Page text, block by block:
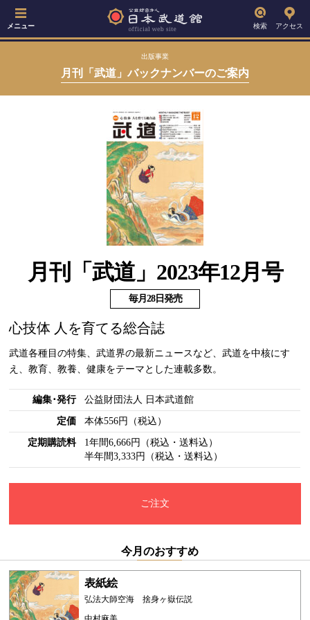
メニュー 検索 アクセス
出版事業
月刊「武道」バックナンバーのご案内
月刊「武道」2023年12月号
毎月28日発売
心技体 人を育てる総合誌
武道各種目の特集、武道界の最新ニュースなど、武道を中核にす
え、教育、教養、健康をテーマとした連載多数。
編集･発行 公益財団法人 日本武道館
定価 本体556円（税込）
定期購読料
1年間6,666円（税込・送料込）
半年間3,333円（税込・送料込）
ご注文
今月のおすすめ
表紙絵
弘法大師空海 捨身ヶ嶽伝説